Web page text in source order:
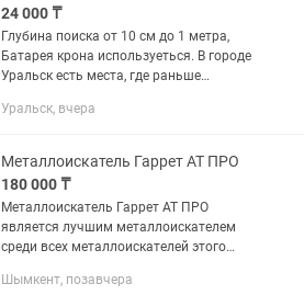
24 000 ₸
Глубина поиска от 10 см до 1 метра,
Батарея крона используеться. В городе
Уральск есть места, где раньше
деревни и места большого скопления
Уральск, вчера
Металлоискатель Гаррет АТ ПРО
180 000 ₸
Металлоискатель Гаррет АТ ПРО
является лучшим металлоискателем
среди всех металлоискателей этого
водой до трех метров . Есть в
Шымкент, позавчера